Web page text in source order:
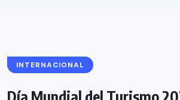
INTERNACIONAL